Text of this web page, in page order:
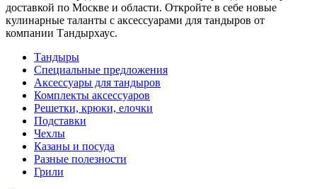
доставкой по Москве и области. Откройте в себе новые
кулинарные таланты с аксессуарами для тандыров от
компании Тандырхаус.
Тандыры
Специальные предложения
Аксессуары для тандыров
Комплекты аксессуаров
Решетки, крюки, елочки
Подставки
Чехлы
Казаны и посуда
Разные полезности
Грили